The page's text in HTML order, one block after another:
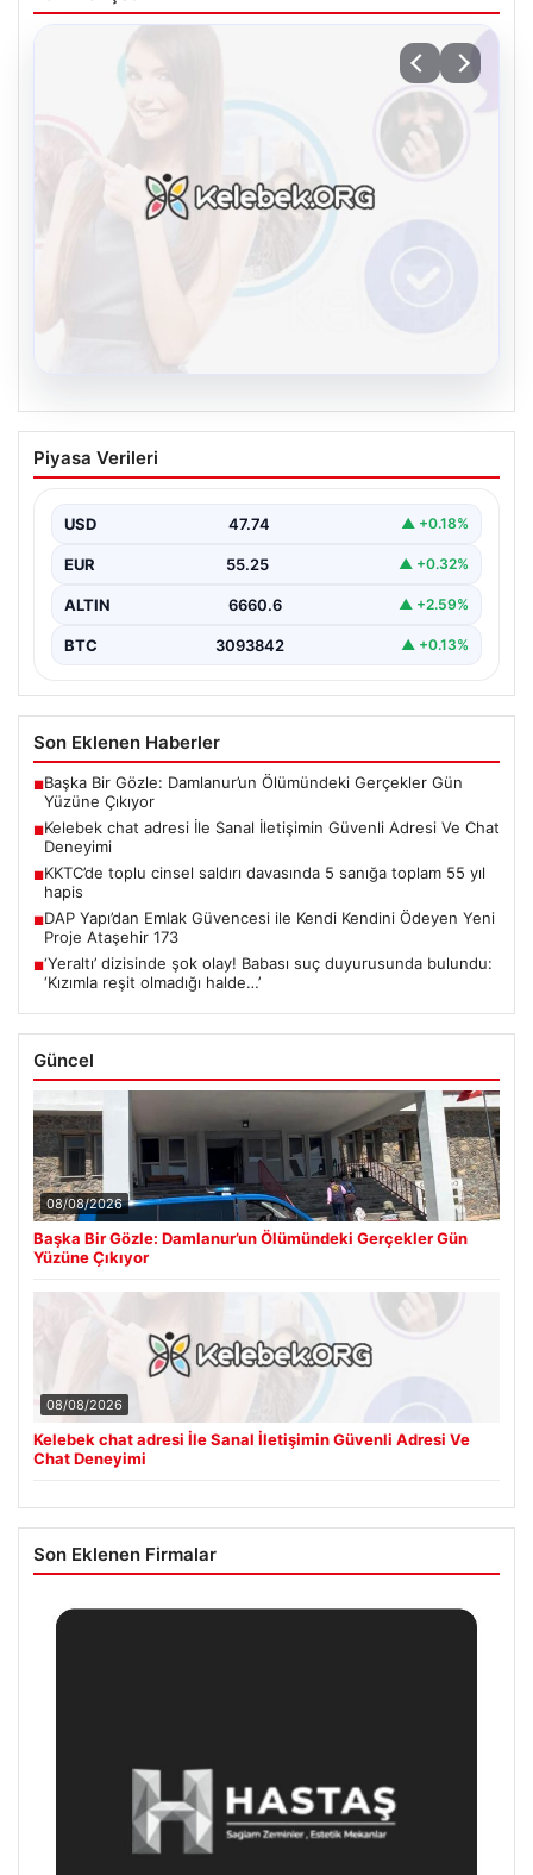
Kelebek chat adresi İle Sanal İletişimin
Güvenli Adresi Ve Chat Deneyimi
kurması ciddi bir değer barındırmaktadır. Günümüzde
birçok…
Piyasa Verileri
USD 47.74 ▲ +0.18%
EUR 55.25 ▲ +0.32%
ALTIN 6660.6 ▲ +2.59%
BTC 3093842 ▲ +0.13%
Son Eklenen Haberler
■Başka Bir Gözle: Damlanur’un Ölümündeki Gerçekler Gün
Yüzüne Çıkıyor
■Kelebek chat adresi İle Sanal İletişimin Güvenli Adresi Ve Chat
Deneyimi
■KKTC’de toplu cinsel saldırı davasında 5 sanığa toplam 55 yıl
hapis
■DAP Yapı’dan Emlak Güvencesi ile Kendi Kendini Ödeyen Yeni
Proje Ataşehir 173
■‘Yeraltı’ dizisinde şok olay! Babası suç duyurusunda bulundu:
‘Kızımla reşit olmadığı halde…’
Güncel
08/08/2026
Başka Bir Gözle: Damlanur’un Ölümündeki Gerçekler Gün
Yüzüne Çıkıyor
08/08/2026
Kelebek chat adresi İle Sanal İletişimin Güvenli Adresi Ve
Chat Deneyimi
Son Eklenen Firmalar